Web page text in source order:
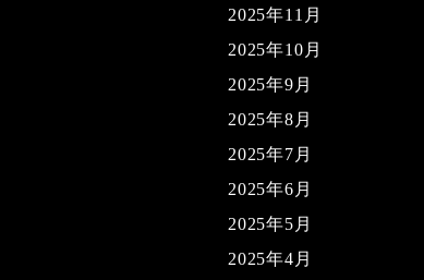
2025年11月
2025年10月
2025年9月
2025年8月
2025年7月
2025年6月
2025年5月
2025年4月